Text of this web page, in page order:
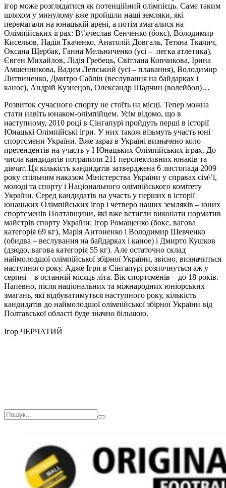
ігор може розглядатися як потенційний олімпієць. Саме таким
шляхом у минулому вже пройшли наші земляки, які
перемагали на юнацькій арені, а потім змагалися на
Олімпійських іграх: В\’ячеслав Сенченко (бокс), Володимир
Кисельов, Надія Ткаченко, Анатолій Довгаль, Тетяна Ткалич,
Оксана Щербак, Ганна Мельниченко (усі – легка атлетика),
Євген Михайлов, Лідія Гребець, Світлана Копчикова, Ірина
Амшенникова, Вадим Лепський (усі – плавання), Володимир
Литвиненко, Дмитро Саблін (веслування на байдарках і
каноє), Андрій Кузнецов, Олександр Шадчин (волейбол)…
Розвиток сучасного спорту не стоїть на місці. Тепер можна
стати навіть юнаком-олімпійцем. Усім відомо, що в
наступному, 2010 році в Сінгапурі пройдуть перші в історії
Юнацькі Олімпійські ігри. У них також візьмуть участь юні
спортсмени України. Вже зараз в Україні визначено коло
претендентів на участь у I Юнацьких Олімпійських іграх. До
числа кандидатів потрапили 211 перспективних юнаків та
дівчат. Ця кількість кандидатів затверджена 6 листопада 2009
року спільним наказом Міністерства України у справах сім\’ї,
молоді та спорту і Національного олімпійського комітету
України. Серед кандидатів на участь у перших в історії
юнацьких Олімпійських ігор і четверо наших земляків – юних
спортсменів Полтавщини, які вже встигли виконати норматив
майстрів спорту України: Ігор Ромащенко (бокс, вагова
категорія 69 кг), Марія Антоненко і Володимир Шевченко
(обидва – веслування на байдарках і каное) і Дмирто Кушков
(дзюдо, вагова категорія 55 кг). Але остаточно склад
наймолодшої олімпійської збірної України, звісно, визначиться
наступного року. Адже Ігри в Сінгапурі розпочнуться аж у
серпні – в останній місяць літа. Вік спортсменів – до 18 років.
Напевно, після національних та міжнародних юніорських
змагань, які відбуватимуться наступного року, кількість
кандидатів до наймолодшої олімпійської збірної України від
Полтавської області буде значно більшою.
Ігор ЧЕРЧАТИЙ